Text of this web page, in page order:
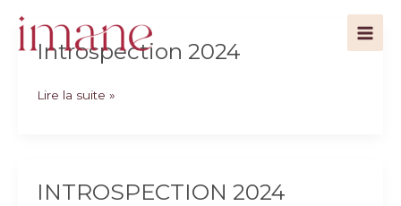
contenu
Main
Introspection 2024
Introspection
Lire la suite »
INTROSPECTION 2024